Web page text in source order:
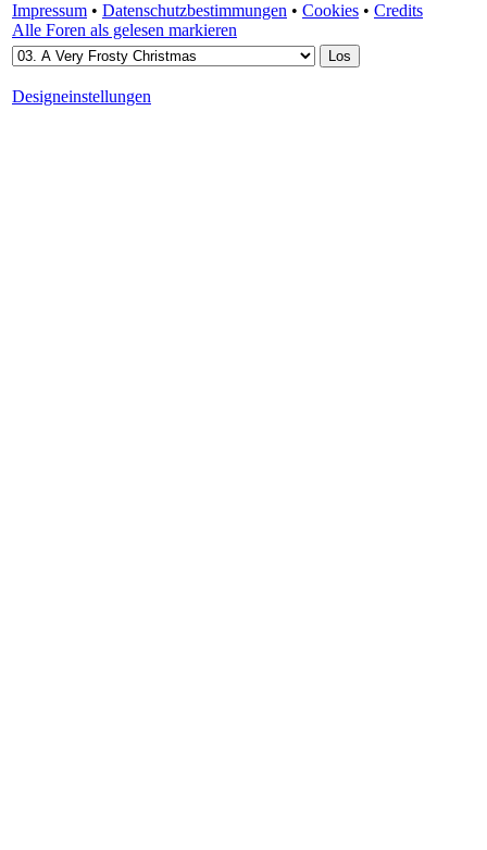
Impressum • Datenschutzbestimmungen • Cookies • Credits
Alle Foren als gelesen markieren
Designeinstellungen